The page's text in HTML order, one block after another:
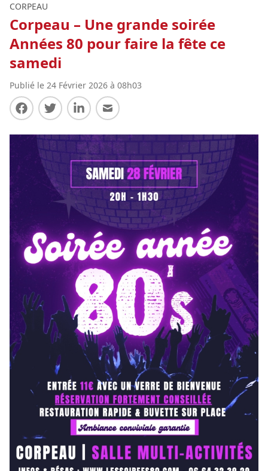
CORPEAU
Corpeau – Une grande soirée
Années 80 pour faire la fête ce
samedi
Publié le 24 Février 2026 à 08h03
Partager sur Facebook
Partager sur Twitter
Partager sur LinkedIn
Partager par E-mail